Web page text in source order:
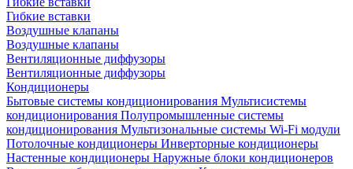
Гибкие вставки
Воздушные клапаны
Воздушные клапаны
Вентиляционные диффузоры
Вентиляционные диффузоры
Кондиционеры
Бытовые системы кондиционирования Мультисистемы
кондиционирования Полупромышленные системы
кондиционирования Мультизональные системы Wi-Fi модули
Потолочные кондиционеры Инверторные кондиционеры
Настенные кондиционеры Наружные блоки кондиционеров